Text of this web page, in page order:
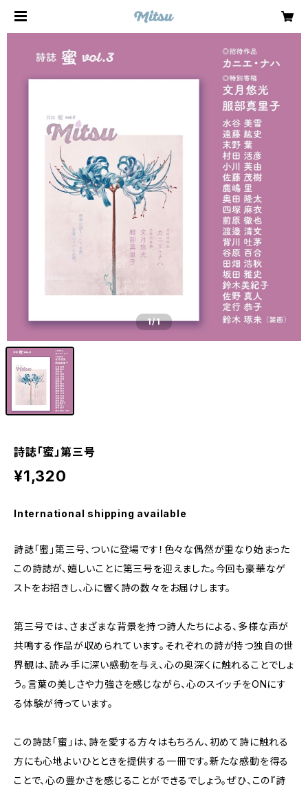
1/1
詩誌「蜜」第三号
¥1,320
International shipping available
詩誌「蜜」第三号、ついに登場です！色々な偶然が重なり始まった
この詩誌が、嬉しいことに第三号を迎えました。今回も豪華なゲ
ストをお招きし、心に響く詩の数々をお届けします。
第三号では、さまざまな背景を持つ詩人たちによる、多様な声が
共鳴する作品が収められています。それぞれの詩が持つ独自の世
界観は、読み手に深い感動を与え、心の奥深くに触れることでしょ
う。言葉の美しさや力強さを感じながら、心のスイッチをONにす
る体験が待っています。
この詩誌「蜜」は、詩を愛する方々はもちろん、初めて詩に触れる
方にも心地よいひとときを提供する一冊です。新たな感動を得る
ことで、心の豊かさを感じることができるでしょう。ぜひ、この『詩